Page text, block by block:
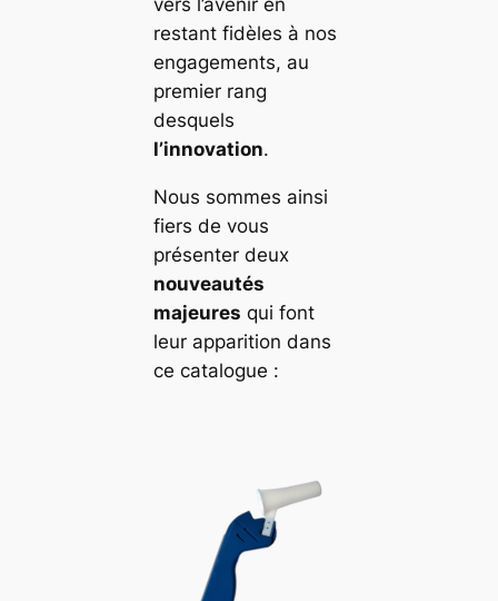
vers l’avenir en
restant fidèles à nos
engagements, au
premier rang
desquels
l’innovation.
Nous sommes ainsi
fiers de vous
présenter deux
nouveautés
majeures qui font
leur apparition dans
ce catalogue :